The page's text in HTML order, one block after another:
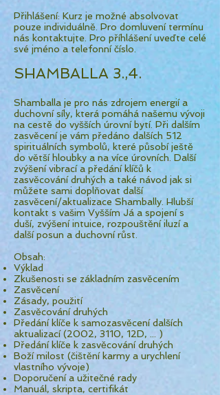
Přihlášení: Kurz je možné absolvovat
pouze individuálně. Pro domluvení termínu
nás kontaktujte. Pro příhlášení uveďte celé
své jméno a telefonní číslo.
SHAMBALLA 3.,4.
Shamballa je pro nás zdrojem energií a
duchovní síly, která pomáhá našemu vývoji
na cestě do vyšších úrovní bytí. Při dalším
zasvěcení je vám předáno dalších 512
spirituálních symbolů, které působí ještě
do větší hloubky a na více úrovních. Další
zvýšení vibrací a předání klíčů k
zasvěcování druhých a také návod jak si
můžete sami doplňovat další
zasvěcení/aktualizace Shambally. Hlubší
kontakt s vašim Vyšším Já a spojení s
duší, zvýšení intuice, rozpouštění iluzí a
další posun a duchovní růst.
Obsah:
Výklad
Zkušenosti se základním zasvěcením
Zasvěcení
Zásady, použití
Zasvěcování druhých
Předání klíče k samozasvěcení dalších
aktualizací (2002, 3110, 12D, ... )
Předání klíče k zasvěcování druhých
Boží milost (čištění karmy a urychlení
vlastního vývoje)
Doporučení a užitečné rady
Manuál, skripta, certifikát